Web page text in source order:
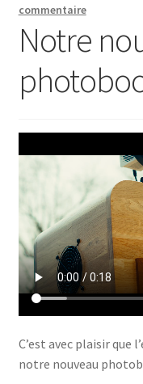
Vente de photobooths
Découvrez Romain
Actualités
Questions fréquentes
Nous contacter
commentaire
Notre
C’est avec plaisir que
notre nouveau